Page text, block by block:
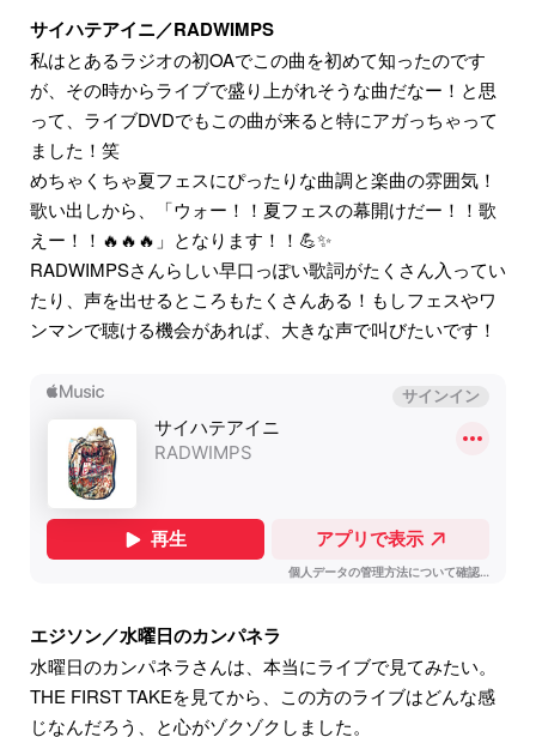
サイハテアイニ／RADWIMPS
私はとあるラジオの初OAでこの曲を初めて知ったのです
が、その時からライブで盛り上がれそうな曲だなー！と思
って、ライブDVDでもこの曲が来ると特にアガっちゃって
ました！笑
めちゃくちゃ夏フェスにぴったりな曲調と楽曲の雰囲気！
歌い出しから、「ウォー！！夏フェスの幕開けだー！！歌
えー！！🔥🔥🔥」となります！！💪✨
RADWIMPSさんらしい早口っぽい歌詞がたくさん入ってい
たり、声を出せるところもたくさんある！もしフェスやワ
ンマンで聴ける機会があれば、大きな声で叫びたいです！
エジソン／水曜日のカンパネラ
水曜日のカンパネラさんは、本当にライブで見てみたい。
THE FIRST TAKEを見てから、この方のライブはどんな感
じなんだろう、と心がゾクゾクしました。